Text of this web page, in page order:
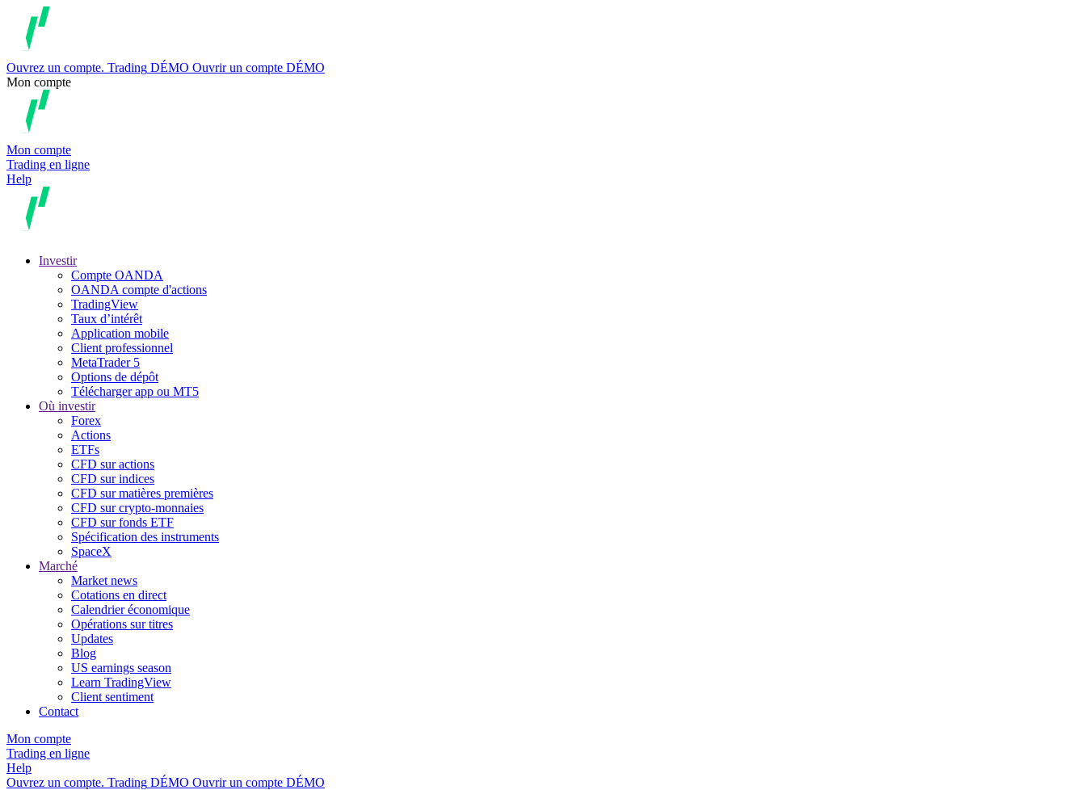
Ouvrez un compte. Trading DÉMO Ouvrir un compte DÉMO
Mon compte
Mon compte
Trading en ligne
Help
Investir
Compte OANDA
OANDA compte d'actions
TradingView
Taux d’intérêt
Application mobile
Client professionnel
MetaTrader 5
Options de dépôt
Télécharger app ou MT5
Où investir
Forex
Actions
ETFs
CFD sur actions
CFD sur indices
CFD sur matières premières
CFD sur crypto-monnaies
CFD sur fonds ETF
Spécification des instruments
SpaceX
Marché
Market news
Cotations en direct
Calendrier économique
Opérations sur titres
Updates
Blog
US earnings season
Learn TradingView
Client sentiment
Contact
Mon compte
Trading en ligne
Help
Ouvrez un compte. Trading DÉMO Ouvrir un compte DÉMO